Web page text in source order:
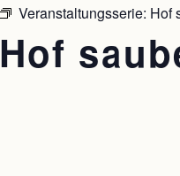
Veranstaltungsserie: Hof
Hof